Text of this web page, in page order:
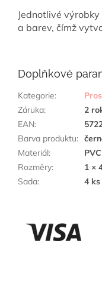
Jednotlivé
a barev, čímž
Doplňkové
Kategorie:
Záruka:
2
EAN:
Barva produktu:
Materiál:
PVC
Rozměry:
1 ×
Sada: 4 ks